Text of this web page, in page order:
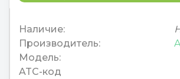
Наличие:
Производитель:
Модель:
ATC-код